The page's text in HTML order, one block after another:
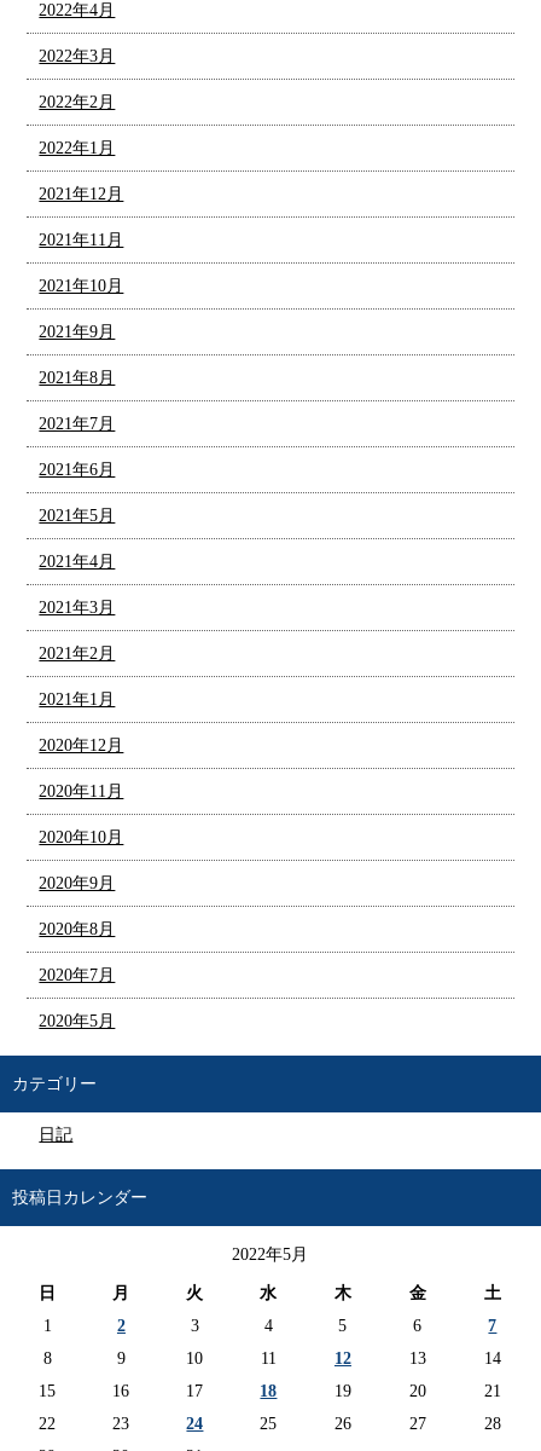
2022年4月
2022年3月
2022年2月
2022年1月
2021年12月
2021年11月
2021年10月
2021年9月
2021年8月
2021年7月
2021年6月
2021年5月
2021年4月
2021年3月
2021年2月
2021年1月
2020年12月
2020年11月
2020年10月
2020年9月
2020年8月
2020年7月
2020年5月
カテゴリー
日記
投稿日カレンダー
2022年5月
日 月 火 水 木 金
土
1
2 3 4 5 6
7
8
9 10 11 12 13
14
15
16 17 18 19 20
21
22
23 24 25 26 27
28